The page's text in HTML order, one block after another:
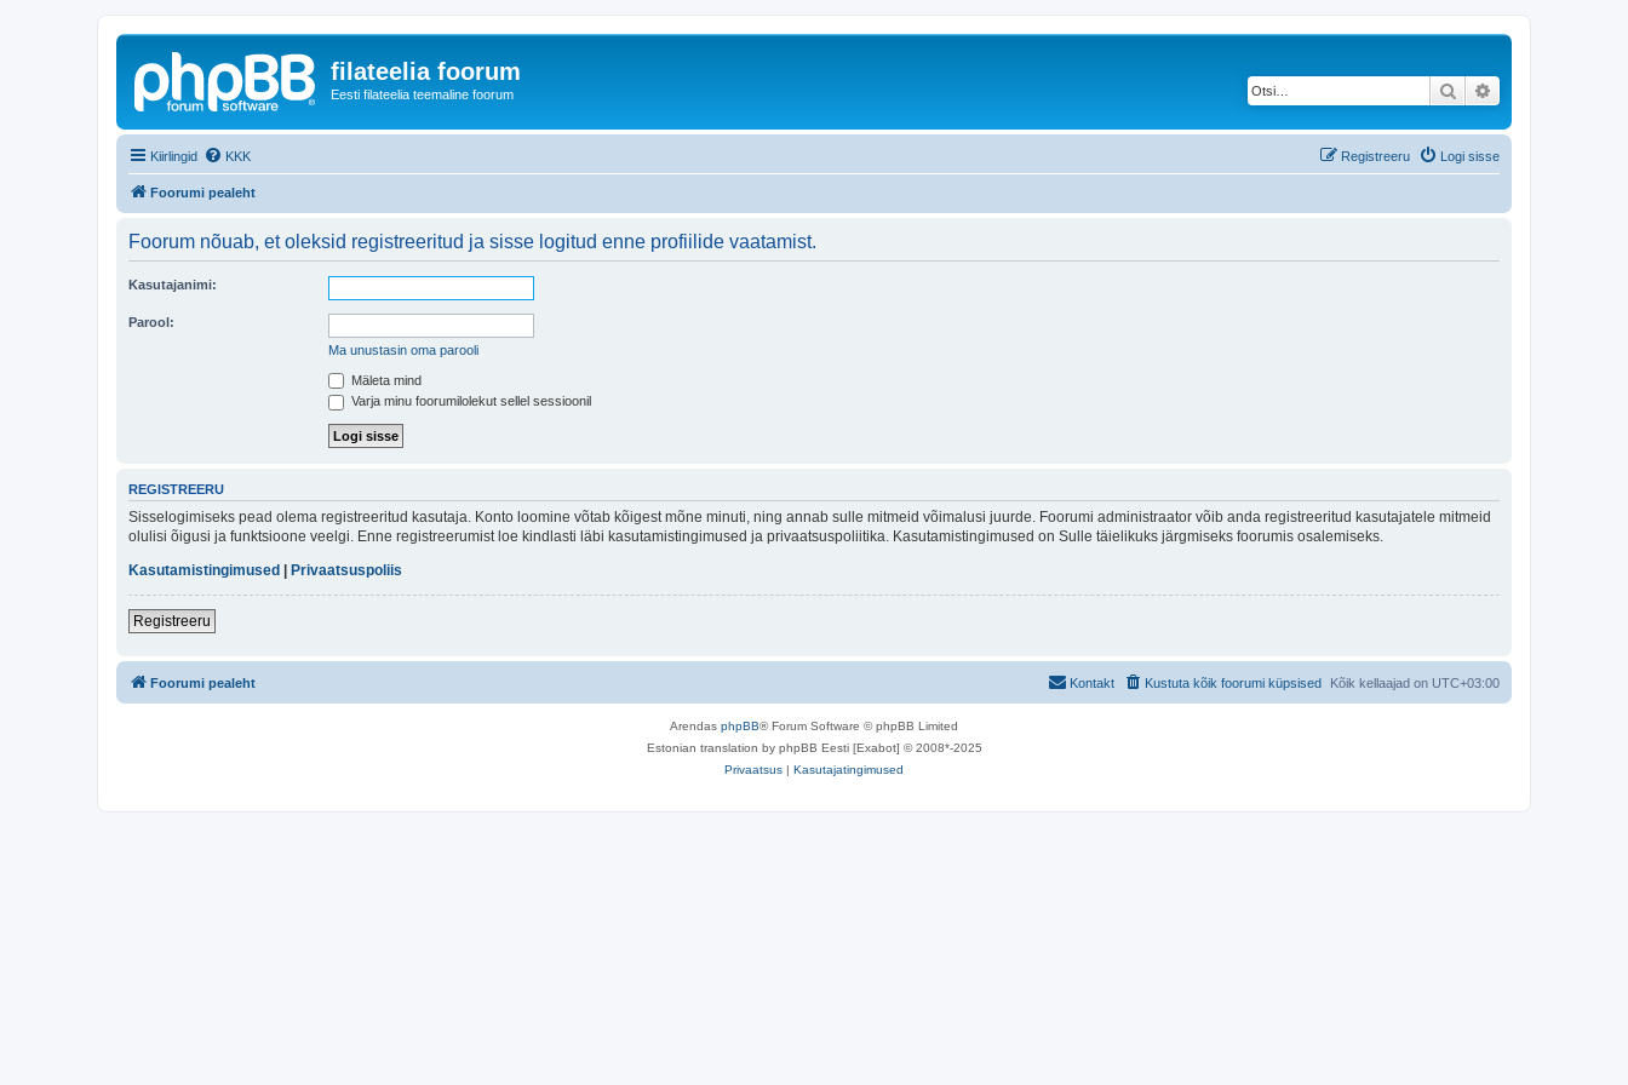
filateelia foorum
Eesti filateelia teemaline foorum Otsi
Kiirlingid KKK Logi sisse
Registreeru
Foorumi pealeht
Foorum nõuab, et oleksid registreeritud ja sisse logitud enne profiilide vaatamist.
Kasutajanimi:
Parool:
Ma unustasin oma parooli
Mäleta mind
Varja minu foorumilolekut sellel sessioonil
REGISTREERU
Sisselogimiseks pead olema registreeritud kasutaja. Konto loomine võtab kõigest mõne minuti, ning annab sulle mitmeid võimalusi juurde. Foorumi administraator võib anda registreeritud kasutajatele mitmeid
olulisi õigusi ja funktsioone veelgi. Enne registreerumist loe kindlasti läbi kasutamistingimused ja privaatsuspoliitika. Kasutamistingimused on Sulle täielikuks järgmiseks foorumis osalemiseks.
Kasutamistingimused
Privaatsuspoliis
Registreeru
Foorumi pealeht Kõik kellaajad on UTC+03:00
Kustuta kõik foorumi küpsised
Kontakt
Arendas phpBB® Forum Software © phpBB Limited
Estonian translation by phpBB Eesti [Exabot] © 2008*-2025
Privaatsus | Kasutajatingimused